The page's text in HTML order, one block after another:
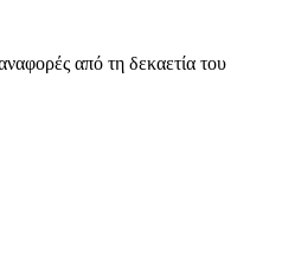
από τη δεκαετία του